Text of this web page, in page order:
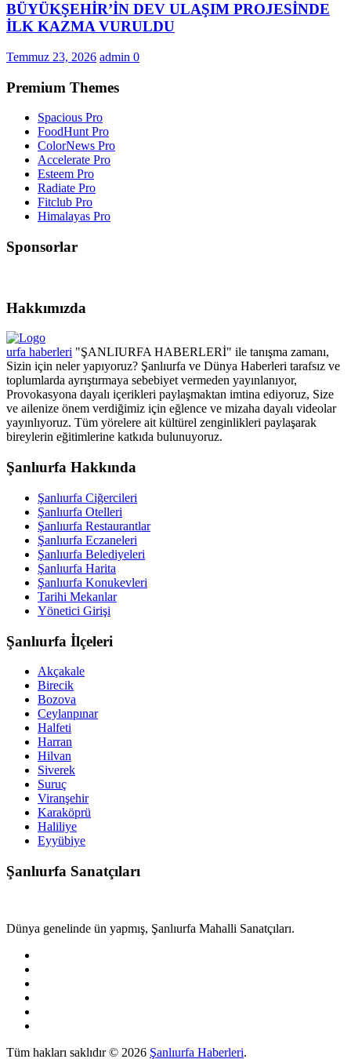
BÜYÜKŞEHİR’İN DEV ULAŞIM PROJESİNDE
İLK KAZMA VURULDU
Temmuz 23, 2026 admin 0
Premium Themes
Spacious Pro
FoodHunt Pro
ColorNews Pro
Accelerate Pro
Esteem Pro
Radiate Pro
Fitclub Pro
Himalayas Pro
Sponsorlar
Hakkımızda
urfa haberleri "ŞANLIURFA HABERLERİ" ile tanışma zamanı,
Sizin için neler yapıyoruz? Şanlıurfa ve Dünya Haberleri tarafsız ve
toplumlarda ayrıştırmaya sebebiyet vermeden yayınlanıyor,
Provokasyona dayalı içerikleri paylaşmaktan imtina ediyoruz, Size
ve ailenize önem verdiğimiz için eğlence ve mizaha dayalı videolar
yayınlıyoruz. Tüm yörelere ait kültürel zenginlikleri paylaşarak
bireylerin eğitimlerine katkıda bulunuyoruz.
Şanlıurfa Hakkında
Şanlıurfa Ciğercileri
Şanlıurfa Otelleri
Şanlıurfa Restaurantlar
Şanlıurfa Eczaneleri
Şanlıurfa Belediyeleri
Şanlıurfa Harita
Şanlıurfa Konukevleri
Tarihi Mekanlar
Yönetici Girişi
Şanlıurfa İlçeleri
Akçakale
Birecik
Bozova
Ceylanpınar
Halfeti
Harran
Hilvan
Siverek
Suruç
Viranşehir
Karaköprü
Haliliye
Eyyübiye
Şanlıurfa Sanatçıları
Dünya genelinde ün yapmış, Şanlıurfa Mahalli Sanatçıları.
Tüm hakları saklıdır © 2026 Şanlıurfa Haberleri.